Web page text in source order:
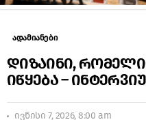
ადამიანები
დიზაინი,
იწყება –
ივნისი 7, 2026, 8:00 am